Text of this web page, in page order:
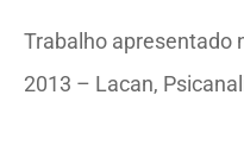
Trabalho apresentado
2013 – Lacan,